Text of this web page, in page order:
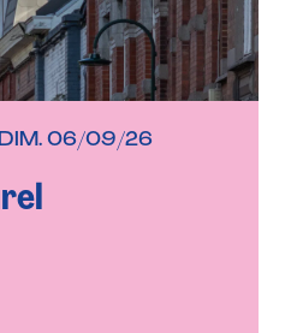
06/09/26